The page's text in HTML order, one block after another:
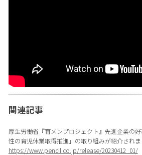
関連記事
厚生労働省『育メンプロジェクト』先進企業の
性の育児休業取得推進」の取り組みが紹介され
https://www.pencil.co.jp/release/20230412_01/